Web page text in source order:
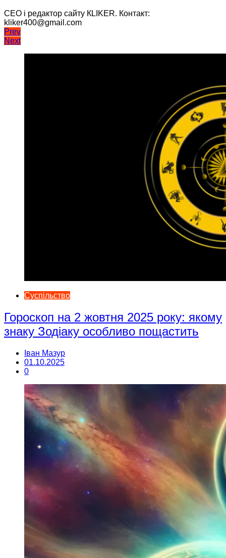
CEO і редактор сайту КLIKER. Контакт:
kliker400@gmail.com
Навігація
записів
Prev
Next
Суспільство
Гороскоп на 2 жовтня 2025 року: якому
знаку Зодіаку особливо пощастить
Іван Мазур
01.10.2025
0